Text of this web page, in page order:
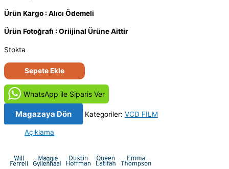
Ürün Kargo : Alıcı Ödemeli
Ürün Fotoğrafı : Oriijinal Ürüne Aittir
Stokta
Lütfen
Beni
Öldürme
-
Stranger
Than
Fiction
Orijinal
Sepete Ekle
WhatsApp ile Siparis Ver
Magazaya Dön Kategoriler: VCD FILM
Açıklama